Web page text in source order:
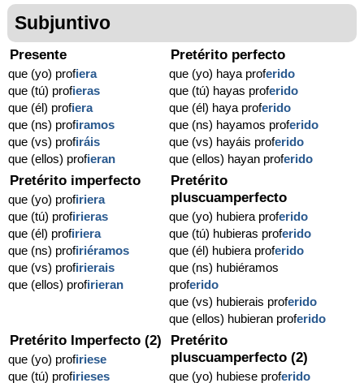
Subjuntivo
Presente
que (yo) profiera
que (tú) profieras
que (él) profiera
que (ns) profiramos
que (vs) profiráis
que (ellos) profieran
Pretérito perfecto
que (yo) haya proferido
que (tú) hayas proferido
que (él) haya proferido
que (ns) hayamos proferido
que (vs) hayáis proferido
que (ellos) hayan proferido
Pretérito imperfecto
que (yo) profiriera
que (tú) profirieras
que (él) profiriera
que (ns) profiriéramos
que (vs) profirierais
que (ellos) profirieran
Pretérito
pluscuamperfecto
que (yo) hubiera proferido
que (tú) hubieras proferido
que (él) hubiera proferido
que (ns) hubiéramos
proferido
que (vs) hubierais proferido
que (ellos) hubieran proferido
Pretérito Imperfecto (2)
que (yo) profiriese
que (tú) profirieses
Pretérito
pluscuamperfecto (2)
que (yo) hubiese proferido